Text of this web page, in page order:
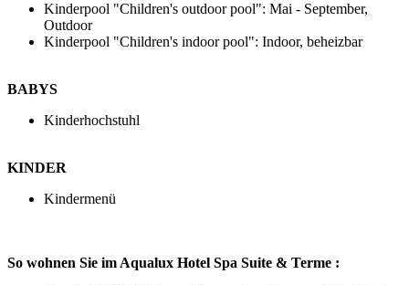
Kinderpool "Children's outdoor pool": Mai - September,
Outdoor
Kinderpool "Children's indoor pool": Indoor, beheizbar
BABYS
Kinderhochstuhl
KINDER
Kindermenü
So wohnen Sie im Aqualux Hotel Spa Suite & Terme :